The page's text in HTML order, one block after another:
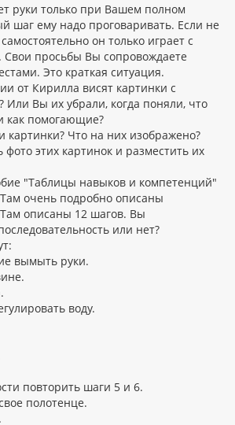
руки только при Вашем полном
шаг ему надо проговаривать. Если не
он только играет с
Свои просьбы Вы сопровождаете
Это краткая ситуация.
от Кирилла висят картинки с
Или Вы их убрали, когда поняли, что
как помогающие?
картинки? Что на них изображено?
этих картинок и разместить их
"Таблицы навыков и компетенций"
очень подробно описаны
описаны 12 шагов. Вы
или нет?
вымыть руки.
воду.
повторить шаги 5 и 6.
полотенце.